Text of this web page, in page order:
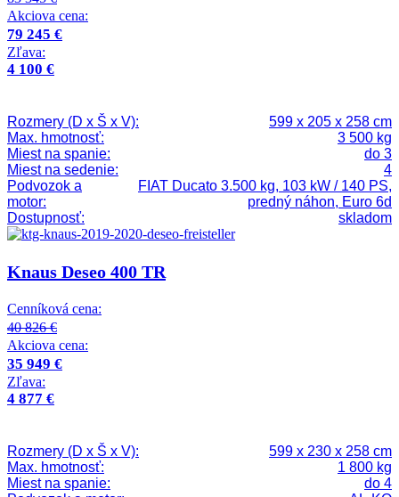
Akciova cena:
79 245 €
Zľava:
4 100 €
Rozmery (D x Š x V):
599 x 205 x 258 cm
Max. hmotnosť:
3 500 kg
Miest na spanie:
do 3
Miest na sedenie:
4
Podvozok a
motor:
FIAT Ducato 3.500 kg, 103 kW / 140 PS,
predný náhon, Euro 6d
Dostupnosť:
skladom
Knaus Deseo 400 TR
Cenníková cena:
40 826 €
Akciova cena:
35 949 €
Zľava:
4 877 €
Rozmery (D x Š x V):
599 x 230 x 258 cm
Max. hmotnosť:
1 800 kg
Miest na spanie:
do 4